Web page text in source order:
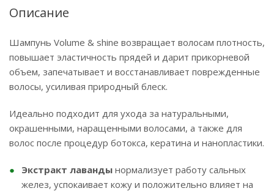
Описание
Шампунь Volume & shine возвращает волосам плотность,
повышает эластичность прядей и дарит прикорневой
объем, запечатывает и восстанавливает поврежденные
волосы, усиливая природный блеск.
Идеально подходит для ухода за натуральными,
окрашенными, наращенными волосами, а также для
волос после процедур ботокса, кератина и нанопластики.
Экстракт лаванды нормализует работу сальных
желез, успокаивает кожу и положительно влияет на